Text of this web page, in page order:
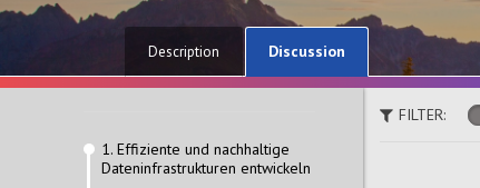
Description
Discussion
1. Effiziente und nachhaltige
Dateninfrastrukturen entwickeln
FILTER: